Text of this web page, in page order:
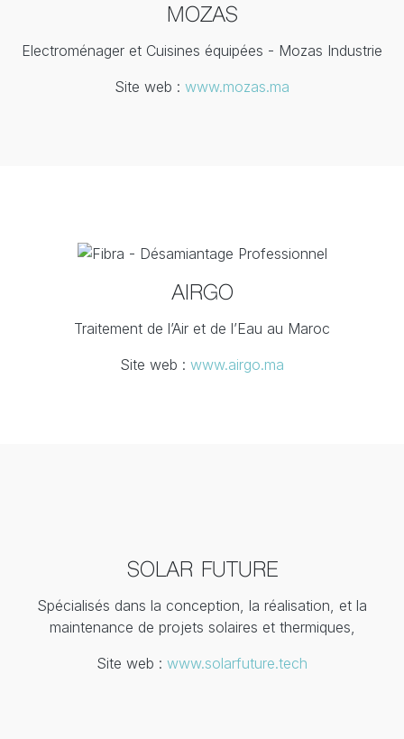
MOZAS
Electroménager et Cuisines équipées - Mozas Industrie
Site web : www.mozas.ma
AIRGO
Traitement de l’Air et de l’Eau au Maroc
Site web : www.airgo.ma
SOLAR FUTURE
Spécialisés dans la conception, la réalisation, et la
maintenance de projets solaires et thermiques,
Site web : www.solarfuture.tech